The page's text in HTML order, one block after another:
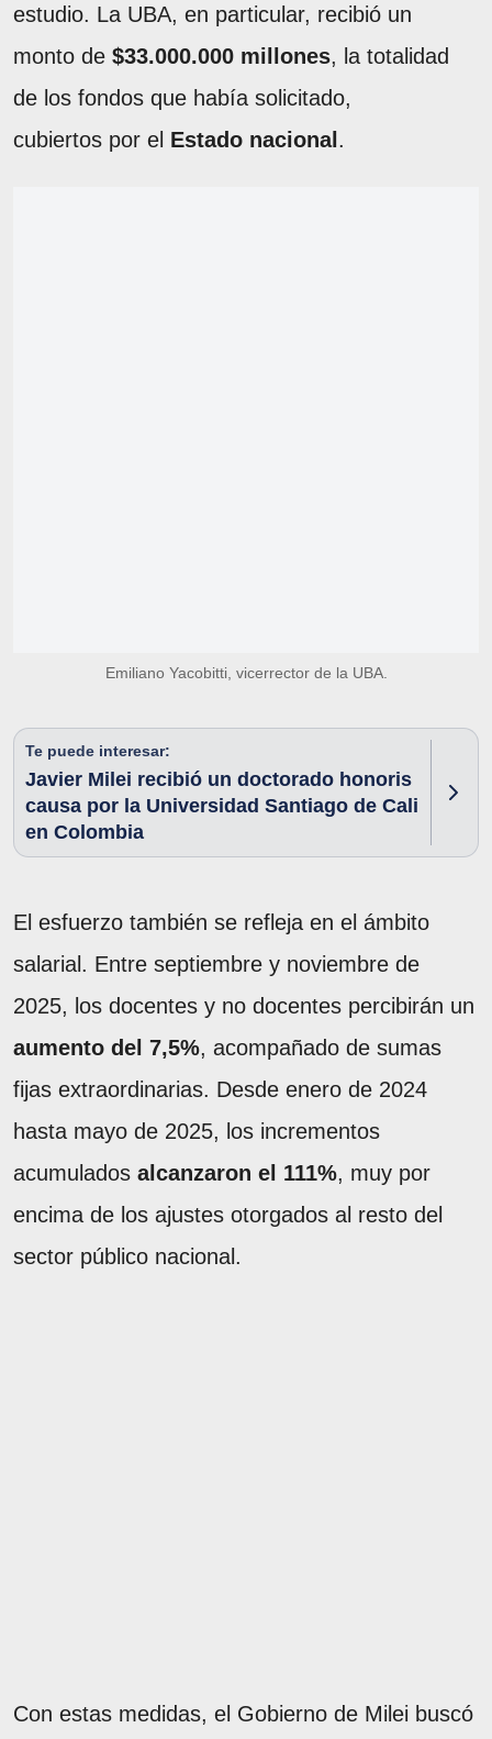
estudio. La UBA, en particular, recibió un
monto de $33.000.000 millones, la totalidad
de los fondos que había solicitado,
cubiertos por el Estado nacional .
Emiliano Yacobitti, vicerrector de la UBA.
Te puede interesar:
Javier Milei recibió un doctorado honoris
causa por la Universidad Santiago de Cali
en Colombia
El esfuerzo también se refleja en el ámbito
salarial. Entre septiembre y noviembre de
2025, los docentes y no docentes percibirán un
aumento del 7,5%, acompañado de sumas
fijas extraordinarias. Desde enero de 2024
hasta mayo de 2025, los incrementos
acumulados alcanzaron el 111%, muy por
encima de los ajustes otorgados al resto del
sector público nacional.
Con estas medidas, el Gobierno de Milei buscó